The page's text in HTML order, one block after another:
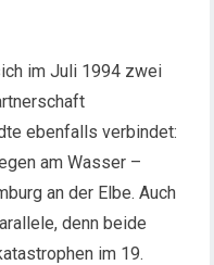
im Juli 1994 zwei
ebenfalls verbindet:
am Wasser –
an der Elbe. Auch
denn beide
im 19.